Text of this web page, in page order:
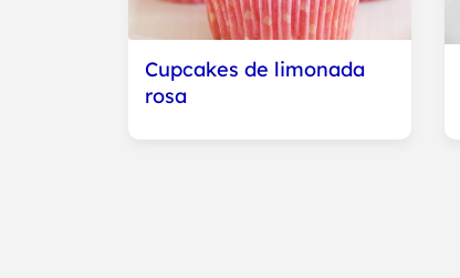
Cupcakes de limonada
rosa